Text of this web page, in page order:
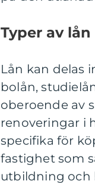
Typer av lån
Lån kan delas
bolån,
oberoende av
renoveringar i
specifika för
fastighet som
utbildning och